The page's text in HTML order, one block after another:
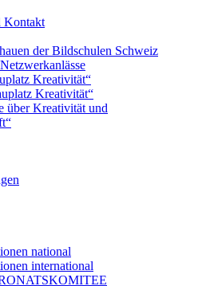
Kontakt
der Bildschulen Schweiz
Kreativität“
Kreativität“
über Kreativität und
national
international